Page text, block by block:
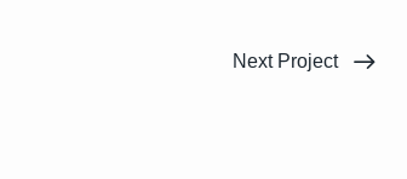
Next Project